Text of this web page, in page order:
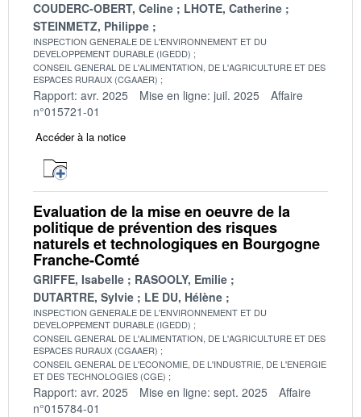
COUDERC-OBERT, Celine
LHOTE, Catherine
STEINMETZ, Philippe
INSPECTION GENERALE DE L'ENVIRONNEMENT ET DU
DEVELOPPEMENT DURABLE (IGEDD)
CONSEIL GENERAL DE L'ALIMENTATION, DE L'AGRICULTURE ET DES
ESPACES RURAUX (CGAAER)
Rapport: avr. 2025 Mise en ligne: juil. 2025
Affaire
n°015721-01
Accéder à la notice
Evaluation de la mise en oeuvre de la
politique de prévention des risques
naturels et technologiques en Bourgogne
Franche-Comté
GRIFFE, Isabelle
RASOOLY, Emilie
DUTARTRE, Sylvie
LE DU, Hélène
INSPECTION GENERALE DE L'ENVIRONNEMENT ET DU
DEVELOPPEMENT DURABLE (IGEDD)
CONSEIL GENERAL DE L'ALIMENTATION, DE L'AGRICULTURE ET DES
ESPACES RURAUX (CGAAER)
CONSEIL GENERAL DE L'ECONOMIE, DE L'INDUSTRIE, DE L'ENERGIE
ET DES TECHNOLOGIES (CGE)
Rapport: avr. 2025 Mise en ligne: sept. 2025
Affaire
n°015784-01